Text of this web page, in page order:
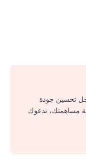
تحسين جودة
مساهمتك، ندعوك